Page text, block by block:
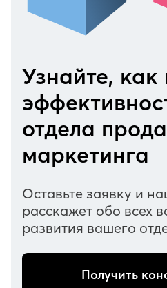
Узнайте, как
отдела
маркетинга
Оставьте заявку и
расскажет обо всех
развития вашего
Получить